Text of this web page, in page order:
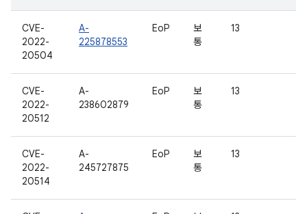
CVE-
2022-
20504
A-
225878553
EoP
보
통
13
CVE-
2022-
20512
A-
238602879
EoP
보
통
13
CVE-
2022-
20514
A-
245727875
EoP
보
통
13